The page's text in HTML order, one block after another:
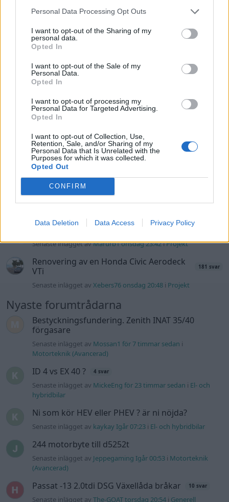
Personal Data Processing Opt Outs
I want to opt-out of the Sharing of my
personal data.
Opted In
I want to opt-out of the Sale of my
Personal Data.
Opted In
I want to opt-out of processing my
Personal Data for Targeted Advertising.
Opted In
I want to opt-out of Collection, Use,
Retention, Sale, and/or Sharing of my
Personal Data that Is Unrelated with the
Purposes for which it was collected.
Opted Out
CONFIRM
Data Deletion Data Access Privacy Policy
Senaste inlägget avStol3n_Identity Igår 10:06 Projekt
Manta b som ska räddas (kaross eller
delar sökes)
Senaste inlägget av
Huggern goes big block with 427 ZL-1! 551 svar
Senaste inlägget av
Camaro som bruksbil?! 57 svar
Senaste inlägget av
Volkswagen split bus t1 1962
Senaste inlägget avDr_snuggels torsdag 21:09 Projekt
Golf Mk2 16v Turbo
Senaste inlägget av16vt4m torsdag 19:51iProjekt
Vw 1956 oval prosjekt
Volvo 245 ?Turbo?
Senaste inlägget avMarurb1 onsdag 23:42iProjekt
Renovering av en Honda Civic Aerodeck
VTi
181 svar
Senaste inlägget avXebers76 onsdag 20:48 i Projekt
Nyaste forumtrådarna
Bestyckningsfundering. Zenith INAT 35/40
förgasare
Senaste inlägget av Mossan1 för 7 timmar sedan i
Motorteknik (Avancerad)
ID 4 vs EX 40 ? 4 svar
Senaste inlägget av MickeEng för 23 timmar sedan i El- och
hybridbilar
Ni som kör HEV eller PHEV ? är ni nöjda?
Senaste inlägget av kaykay Igår 07:23 i El- och hybridbilar
244 motorbyte till d5252t
Senaste inlägget av Jeppegaming Igår 00:53 i Motorteknik
(Avancerad)
Passat -13 2.0tdi DSG Växellåda bråkar 10 svar
Senaste inlägget avThe-GOAT torsdag 20:54 i Generell